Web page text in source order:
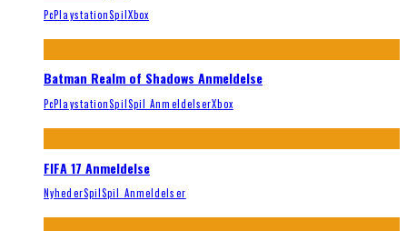
PcPlaystationSpilXbox
Batman Realm of Shadows Anmeldelse
PcPlaystationSpilSpil AnmeldelserXbox
FIFA 17 Anmeldelse
NyhederSpilSpil Anmeldelser